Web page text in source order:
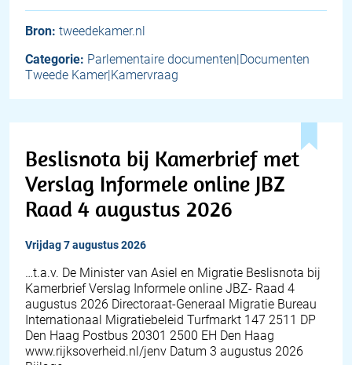
Bron: tweedekamer.nl
Categorie: Parlementaire documenten|Documenten
Tweede Kamer|Kamervraag
Beslisnota bij Kamerbrief met
Verslag Informele online JBZ
Raad 4 augustus 2026
vrijdag 7 augustus 2026
…t.a.v. De Minister van Asiel en Migratie Beslisnota bij
Kamerbrief Verslag Informele online JBZ- Raad 4
augustus 2026 Directoraat-Generaal Migratie Bureau
Internationaal Migratiebeleid Turfmarkt 147 2511 DP
Den Haag Postbus 20301 2500 EH Den Haag
www.rijksoverheid.nl/jenv Datum 3 augustus 2026